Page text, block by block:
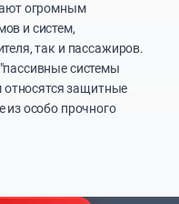
огромным
и систем,
так и пассажиров.
системы
относятся защитные
из особо прочного